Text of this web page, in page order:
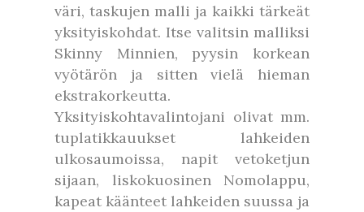
väri, taskujen malli ja kaikki tärkeät
yksityiskohdat. Itse valitsin malliksi
Skinny Minnien, pyysin korkean
vyötärön ja sitten vielä hieman
ekstrakorkeutta.
Yksityiskohtavalintojani olivat mm.
tuplatikkauukset lahkeiden
ulkosaumoissa, napit vetoketjun
sijaan, liskokuosinen Nomolappu,
kapeat käänteet lahkeiden suussa ja